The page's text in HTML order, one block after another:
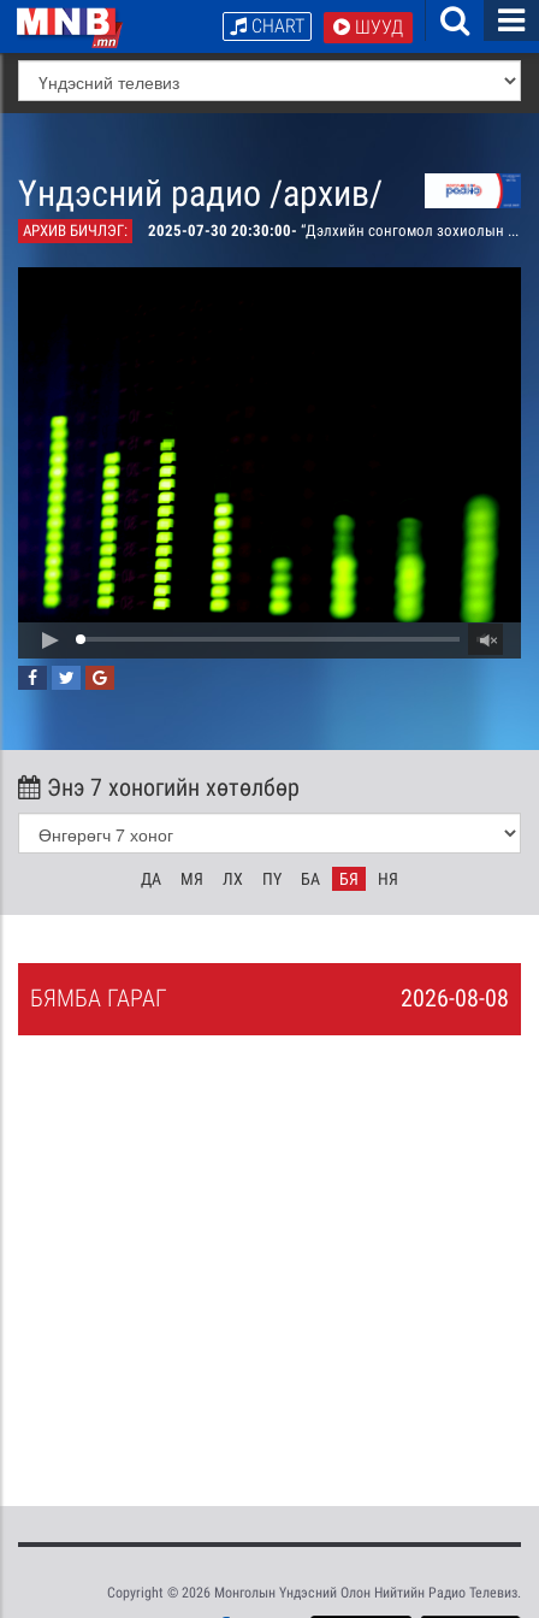
ШУУД
CHART
Үндэсний радио /архив/
АРХИВ БИЧЛЭГ: 2025-07-30 20:30:00- “Дэлхийн сонгомол зохиолын уран уншлага”: Английн алдарт зохиолч Памела Траверсийн “Интоорт гудамжны Мэри Попинс” зохиолын уран уншлага
Энэ 7 хоногийн хөтөлбөр
ДА МЯ ЛХ ПҮ БА БЯ НЯ
2026-08-08
БЯМБА ГАРАГ
Copyright © 2026 Монголын Үндэсний Олон Нийтийн Радио Телевиз.